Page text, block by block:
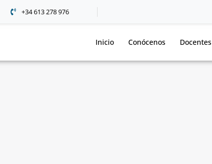
+34 613 278 976
Inicio Conócenos Docentes